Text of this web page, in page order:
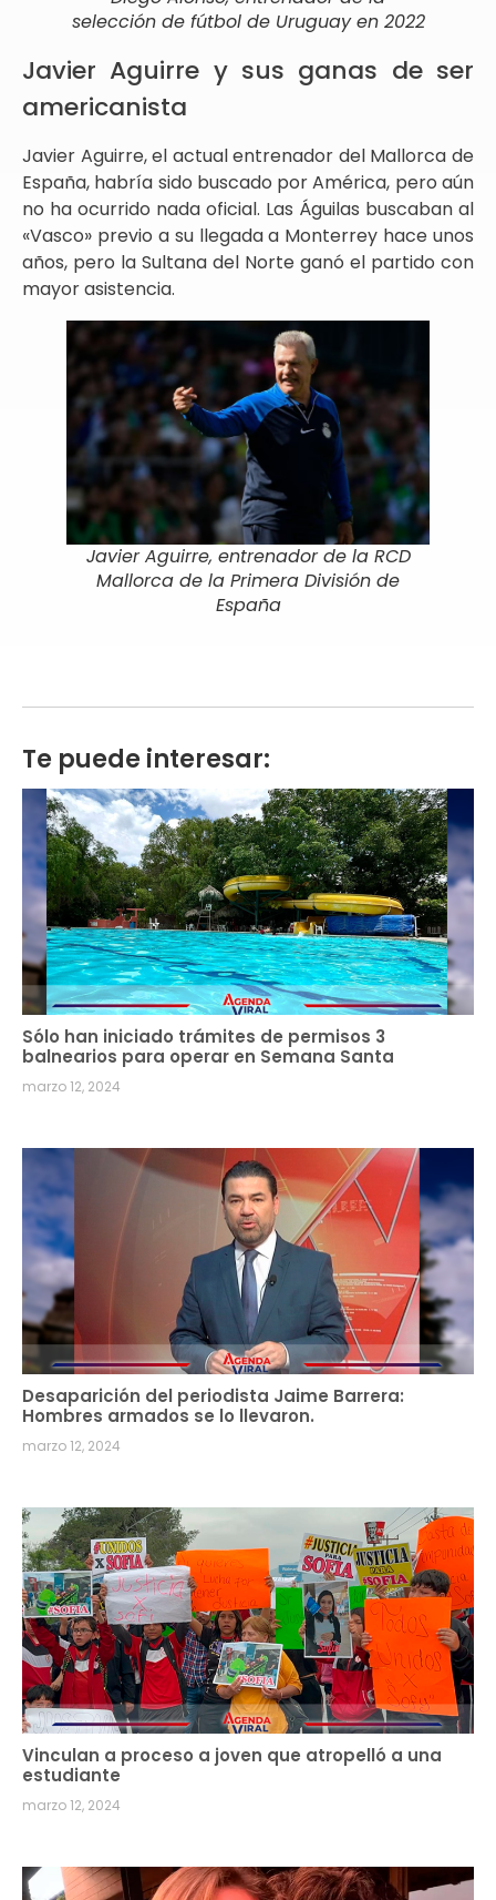
selección de fútbol de Uruguay en 2022
Javier Aguirre y sus ganas de ser
americanista
Javier Aguirre, el actual entrenador del Mallorca de
España, habría sido buscado por América, pero aún
no ha ocurrido nada oficial. Las Águilas buscaban al
«Vasco» previo a su llegada a Monterrey hace unos
años, pero la Sultana del Norte ganó el partido con
mayor asistencia.
Javier Aguirre, entrenador de la RCD
Mallorca de la Primera División de
España
Te puede interesar:
Sólo han iniciado trámites de permisos 3
balnearios para operar en Semana Santa
marzo 12, 2024
Desaparición del periodista Jaime Barrera:
Hombres armados se lo llevaron.
marzo 12, 2024
Vinculan a proceso a joven que atropelló a una
estudiante
marzo 12, 2024